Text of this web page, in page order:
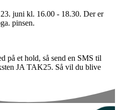
juni kl. 16.00 - 18.30. Der er
pinsen.
på et hold, så send en SMS til
JA TAK25. Så vil du blive